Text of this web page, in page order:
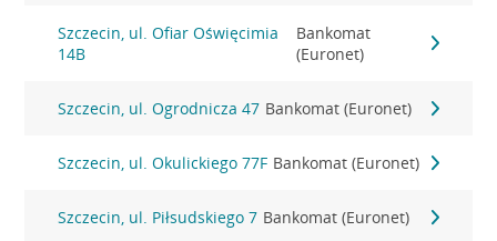
Szczecin, ul. Ofiar Oświęcimia
14B
Bankomat
(Euronet)
Szczecin, ul. Ogrodnicza 47 Bankomat (Euronet)
Szczecin, ul. Okulickiego 77F Bankomat (Euronet)
Szczecin, ul. Piłsudskiego 7 Bankomat (Euronet)